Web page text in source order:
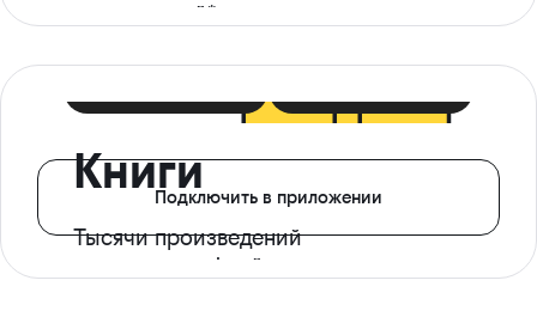
ограничений*
Книги
Тысячи произведений
с доступом офлайн
Подключить в приложении